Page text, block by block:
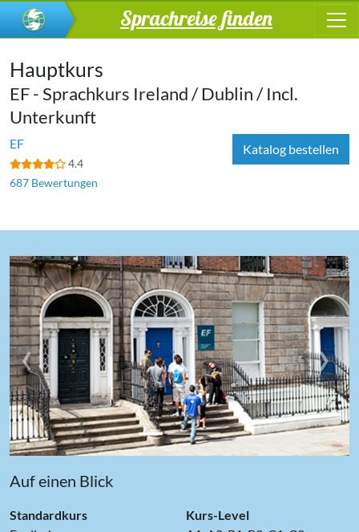
Sprachreise finden
Hauptkurs
EF - Sprachkurs Ireland / Dublin / Incl.
Unterkunft
EF
4.4
687 Bewertungen
Katalog bestellen
‹ ›
Auf einen Blick
Standardkurs
Kurs-Level